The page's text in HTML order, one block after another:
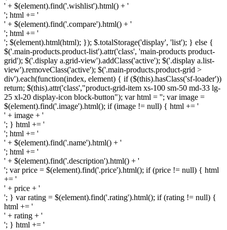
' + $(element).find('.wishlist').html() + '
'; html += '
' + $(element).find('.compare').html() + '
'; html += '
'; $(element).html(html); }); $.totalStorage('display', 'list'); } else {
$('.main-products.product-list').attr('class', 'main-products product-
grid'); $('.display a.grid-view').addClass('active'); $('.display a.list-
view').removeClass('active'); $('.main-products.product-grid >
div').each(function(index, element) { if ($(this).hasClass('sf-loader'))
return; $(this).attr('class',"product-grid-item xs-100 sm-50 md-33 lg-
25 xl-20 display-icon block-button"); var html = ''; var image =
$(element).find('.image').html(); if (image != null) { html += '
' + image + '
'; } html += '
'; html += '
' + $(element).find('.name').html() + '
'; html += '
' + $(element).find('.description').html() + '
'; var price = $(element).find('.price').html(); if (price != null) { html
+= '
' + price + '
'; } var rating = $(element).find('.rating').html(); if (rating != null) {
html += '
' + rating + '
'; } html += '